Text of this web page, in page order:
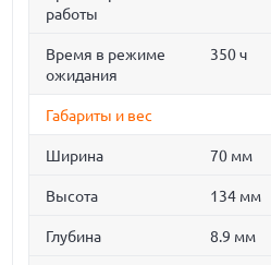
работы
Время в режиме
ожидания
350 ч
Габариты и вес
Ширина 70 мм
Высота 134 мм
Глубина 8.9 мм